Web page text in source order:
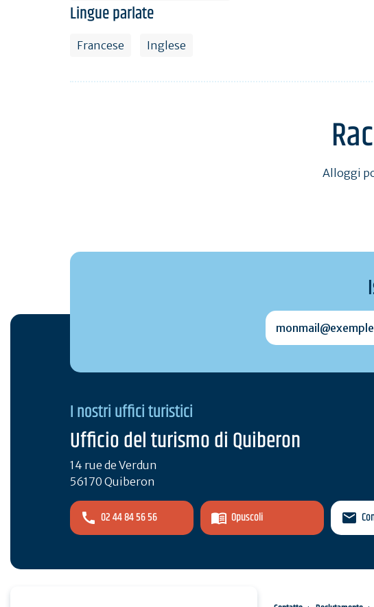
Lingue parlate
Francese Inglese
Alloggi
I nostri uffici turistici
Ufficio del turismo di Quiberon
14 rue de Verdun
56170 Quiberon
02 44 84 56 56 Opuscoli